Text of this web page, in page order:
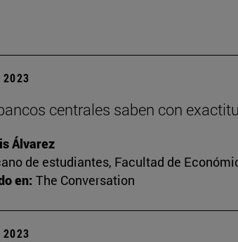
centrales saben con
Álvarez
de estudiantes, Facultad de
en: The Conversation